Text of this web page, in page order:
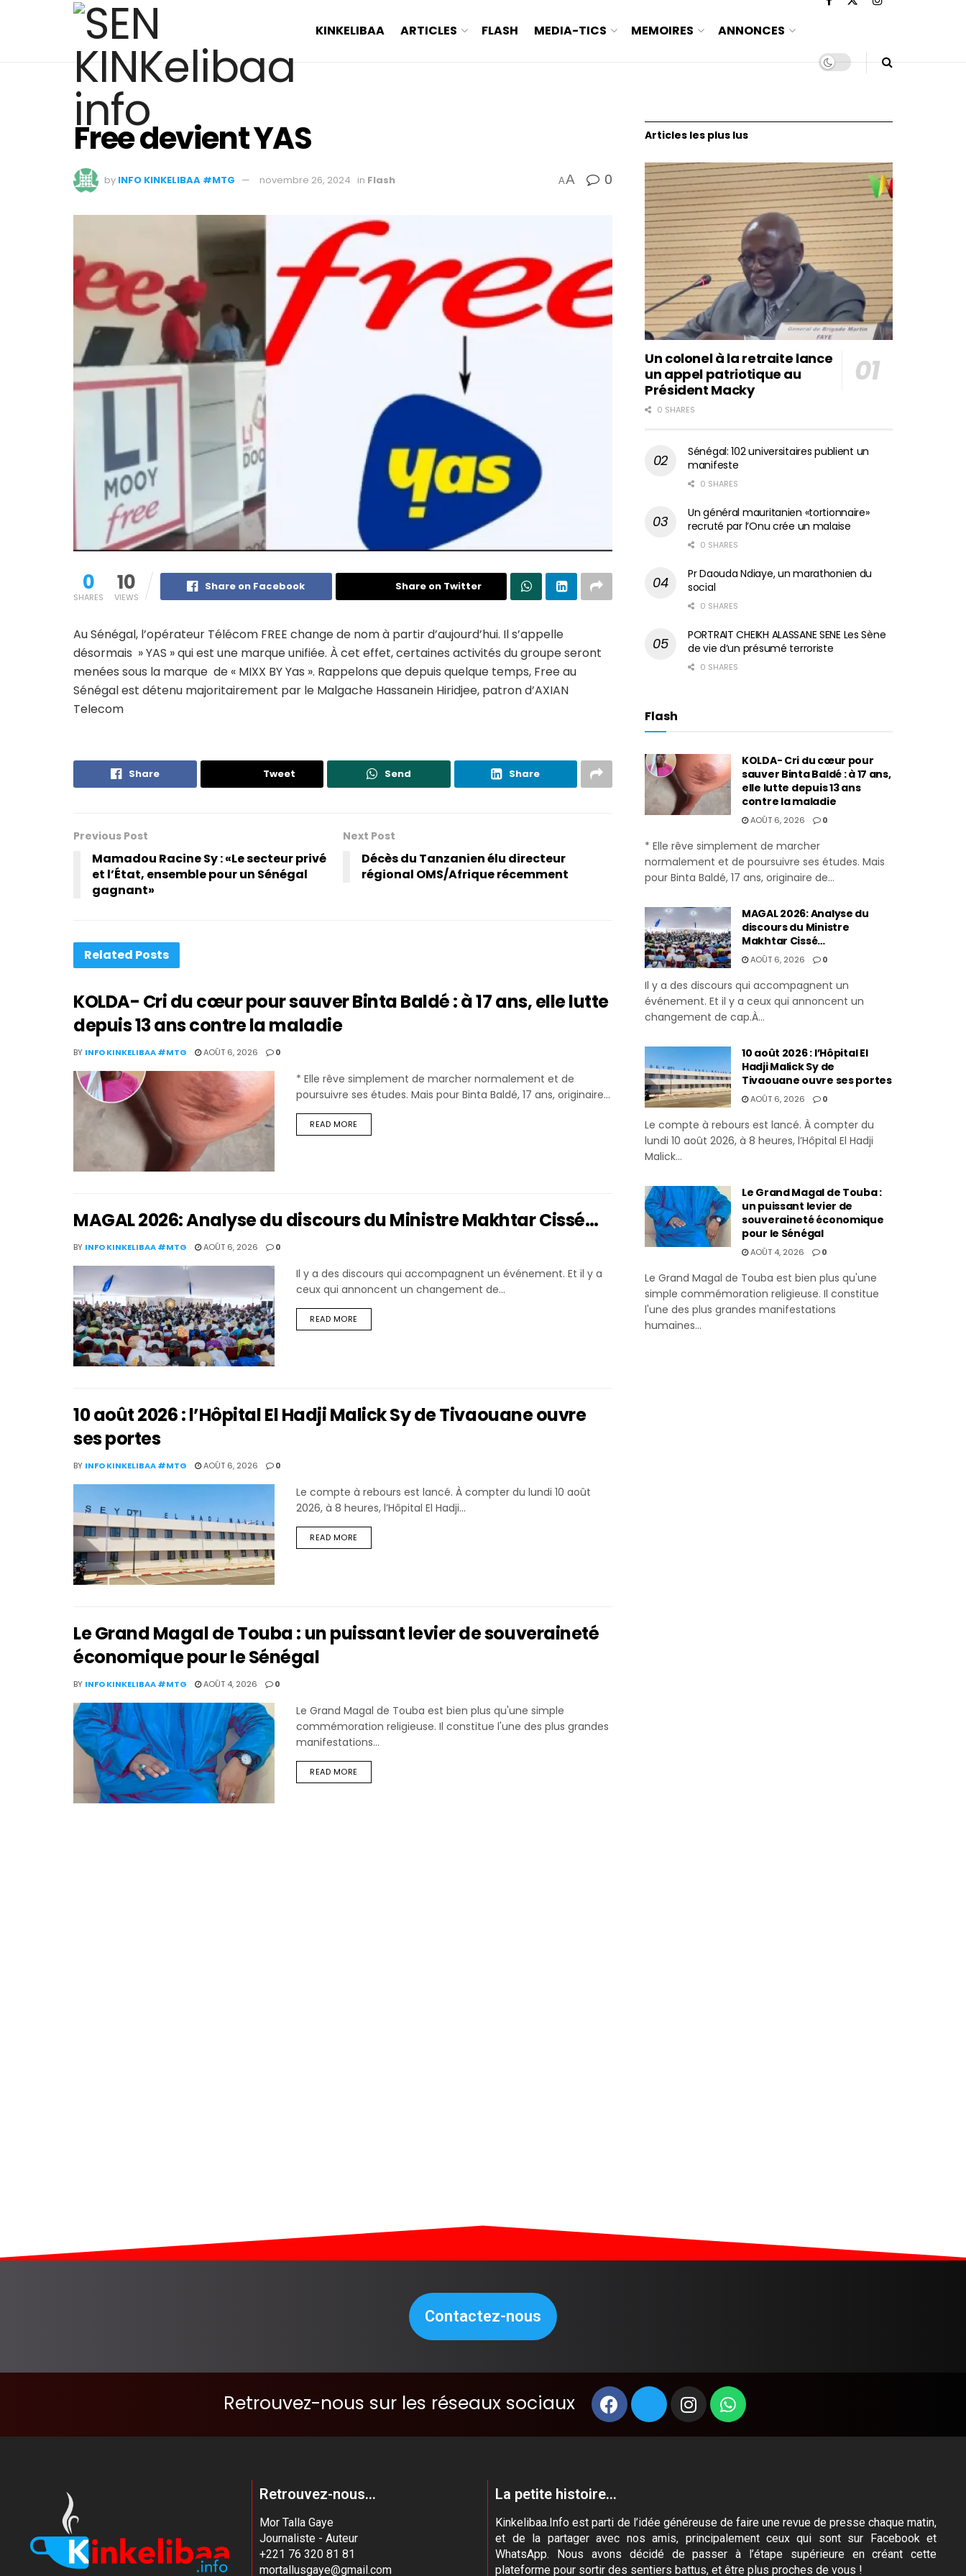
KINKELIBAA ARTICLES FLASH MEDIA-TICS MEMOIRES ANNONCES
Free devient YAS
by INFO KINKELIBAA #MTG novembre 26, 2024 in Flash AA 0
0
SHARES
10
VIEWS
Share on Facebook Share on Twitter
Au Sénégal, l’opérateur Télécom FREE change de nom à partir d’aujourd’hui. Il s’appelle
désormais » YAS » qui est une marque unifiée. À cet effet, certaines activités du groupe seront
menées sous la marque de « MIXX BY Yas ». Rappelons que depuis quelque temps, Free au
Sénégal est détenu majoritairement par le Malgache Hassanein Hiridjee, patron d’AXIAN
Telecom
Share Tweet Send Share
Previous Post
Mamadou Racine Sy : «Le secteur privé
et l’État, ensemble pour un Sénégal
gagnant»
Next Post
Décès du Tanzanien élu directeur
régional OMS/Afrique récemment
Related Posts
KOLDA- Cri du cœur pour sauver Binta Baldé : à 17 ans, elle lutte
depuis 13 ans contre la maladie
BY INFO KINKELIBAA #MTG AOÛT 6, 2026 0
* Elle rêve simplement de marcher normalement et de
poursuivre ses études. Mais pour Binta Baldé, 17 ans, originaire...
READ MORE
MAGAL 2026: Analyse du discours du Ministre Makhtar Cissé…
BY INFO KINKELIBAA #MTG AOÛT 6, 2026 0
Il y a des discours qui accompagnent un événement. Et il y a
ceux qui annoncent un changement de...
READ MORE
10 août 2026 : l’Hôpital El Hadji Malick Sy de Tivaouane ouvre
ses portes
BY INFO KINKELIBAA #MTG AOÛT 6, 2026 0
Le compte à rebours est lancé. À compter du lundi 10 août
2026, à 8 heures, l’Hôpital El Hadji...
READ MORE
Le Grand Magal de Touba : un puissant levier de souveraineté
économique pour le Sénégal
BY INFO KINKELIBAA #MTG AOÛT 4, 2026 0
Le Grand Magal de Touba est bien plus qu'une simple
commémoration religieuse. Il constitue l'une des plus grandes
manifestations...
READ MORE
Articles les plus lus
Un colonel à la retraite lance
un appel patriotique au
Président Macky
0 SHARES
Sénégal: 102 universitaires publient un
manifeste
0 SHARES
Un général mauritanien «tortionnaire»
recruté par l’Onu crée un malaise
0 SHARES
Pr Daouda Ndiaye, un marathonien du
social
0 SHARES
PORTRAIT CHEIKH ALASSANE SENE Les Sène
de vie d’un présumé terroriste
0 SHARES
Flash
KOLDA- Cri du cœur pour
sauver Binta Baldé : à 17 ans,
elle lutte depuis 13 ans
contre la maladie
AOÛT 6, 2026 0
* Elle rêve simplement de marcher
normalement et de poursuivre ses études. Mais
pour Binta Baldé, 17 ans, originaire de...
MAGAL 2026: Analyse du
discours du Ministre
Makhtar Cissé…
AOÛT 6, 2026 0
Il y a des discours qui accompagnent un
événement. Et il y a ceux qui annoncent un
changement de cap.À...
10 août 2026 : l’Hôpital El
Hadji Malick Sy de
Tivaouane ouvre ses portes
AOÛT 6, 2026 0
Le compte à rebours est lancé. À compter du
lundi 10 août 2026, à 8 heures, l’Hôpital El Hadji
Malick...
Le Grand Magal de Touba :
un puissant levier de
souveraineté économique
pour le Sénégal
AOÛT 4, 2026 0
Le Grand Magal de Touba est bien plus qu'une
simple commémoration religieuse. Il constitue
l'une des plus grandes manifestations
humaines...
Contactez-nous
Retrouvez-nous sur les réseaux sociaux
Retrouvez-nous...
Mor Talla Gaye
Journaliste - Auteur
+221 76 320 81 81
mortallusgaye@gmail.com
La petite histoire...
Kinkelibaa.Info est parti de l’idée généreuse de faire une revue de presse chaque matin,
et de la partager avec nos amis, principalement ceux qui sont sur Facebook et
WhatsApp. Nous avons décidé de passer à l’étape supérieure en créant cette
plateforme pour sortir des sentiers battus, et être plus proches de vous !